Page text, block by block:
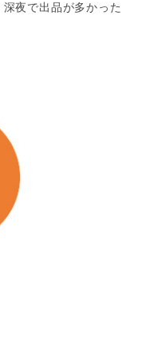
夜で出品が多かった